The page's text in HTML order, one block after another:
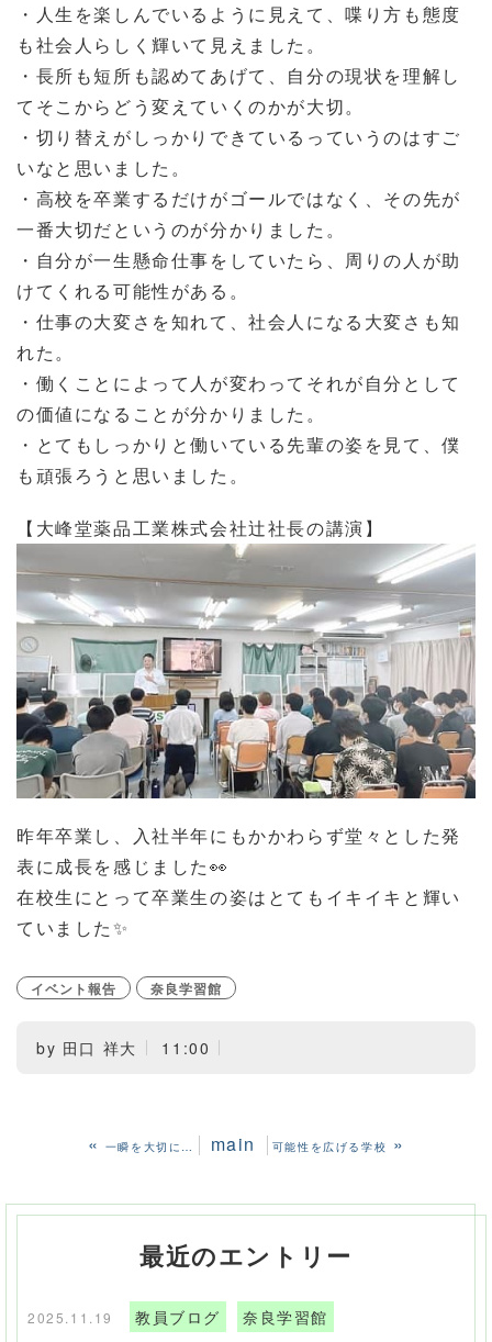
・人生を楽しんでいるように見えて、喋り方も態度
も社会人らしく輝いて見えました。
・長所も短所も認めてあげて、自分の現状を理解し
てそこからどう変えていくのかが大切。
・切り替えがしっかりできているっていうのはすご
いなと思いました。
・高校を卒業するだけがゴールではなく、その先が
一番大切だというのが分かりました。
・自分が一生懸命仕事をしていたら、周りの人が助
けてくれる可能性がある。
・仕事の大変さを知れて、社会人になる大変さも知
れた。
・働くことによって人が変わってそれが自分として
の価値になることが分かりました。
・とてもしっかりと働いている先輩の姿を見て、僕
も頑張ろうと思いました。
【大峰堂薬品工業株式会社辻社長の講演】
昨年卒業し、入社半年にもかかわらず堂々とした発
表に成長を感じました👀
在校生にとって卒業生の姿はとてもイキイキと輝い
ていました✨
イベント報告 奈良学習館
by 田口 祥大 11:00
« 一瞬を大切に… main 可能性を広げる学校 »
最近のエントリー
2025.11.19 教員ブログ 奈良学習館